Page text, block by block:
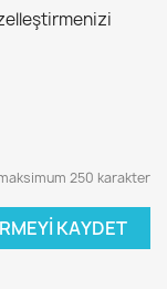
250 karakter
KAYDET